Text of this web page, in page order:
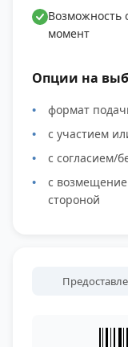
Возможность
момент
Опции на
формат
с участием
с согласием/
с
стороной